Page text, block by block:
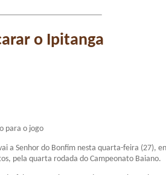
o Ipitanga
para o jogo
a Senhor do Bonfim nesta quarta-feira (27),
pela quarta rodada do Campeonato Baiano.